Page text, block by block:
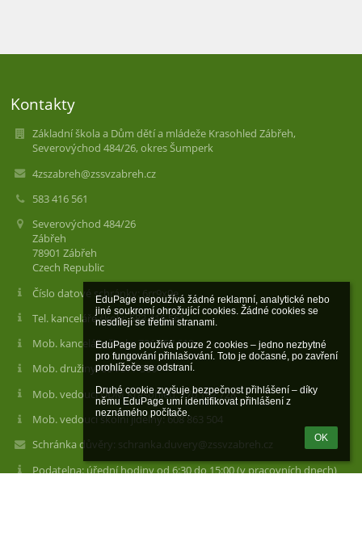
EduPage nepoužívá žádné reklamní, analytické nebo
jiné soukromí ohrožující cookies. Žádné cookies se
nesdílejí se třetími stranami.
EduPage používá pouze 2 cookies – jedno nezbytné
pro fungování přihlašování. Toto je dočasné, po zavření
prohlížeče se odstraní.
Druhé cookie zvyšuje bezpečnost přihlášení – díky
němu EduPage umí identifikovat přihlášení z
neznámého počítače.
OK
Kontakty
Základní škola a Dům dětí a mládeže Krasohled Zábřeh,
Severovýchod 484/26, okres Šumperk
4zszabreh@zssvzabreh.cz
583 416 561
Severovýchod 484/26
Zábřeh
78901 Zábřeh
Czech Republic
Číslo datové schránky: 6rr9x9e
Tel. kanceláře školy: 583 416 561
Mob. kanceláře školy: 736 157 613
Mob. družiny: 604 977 566
Mob. vedoucí DDM Krasohled: 770 192 728
Mob. vedoucí školní jídelny: 608 863 504
Schránka důvěry: schranka.duvery@zssvzabreh.cz
Podatelna: úřední hodiny od 6:30 do 15:00 (v pracovních dnech)